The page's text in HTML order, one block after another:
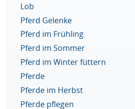
Lob
Pferd Gelenke
Pferd im Frühling
Pferd im Sommer
Pferd im Winter füttern
Pferde
Pferde im Herbst
Pferde pflegen